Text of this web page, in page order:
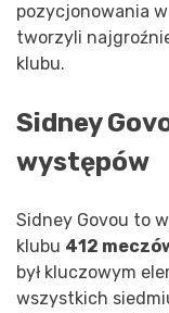
pozycjonowania
tworzyli
klubu.
Sidney
występów
Sidney Govou to
klubu 412
był kluczowym
wszystkich